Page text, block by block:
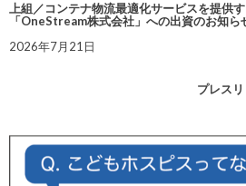
上組／コンテナ物流最適化サービスを提供
「OneStream株式会社」への出資のお知ら
2026年7月21日
プレス